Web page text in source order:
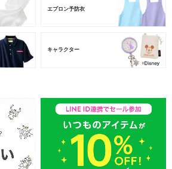
エプロン予防衣
キャラクター